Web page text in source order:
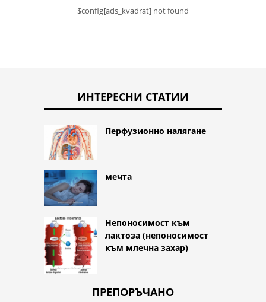
$config[ads_kvadrat] not found
ИНТЕРЕСНИ СТАТИИ
Перфузионно налягане
мечта
Непоносимост към
лактоза (непоносимост
към млечна захар)
ПРЕПОРЪЧАНО